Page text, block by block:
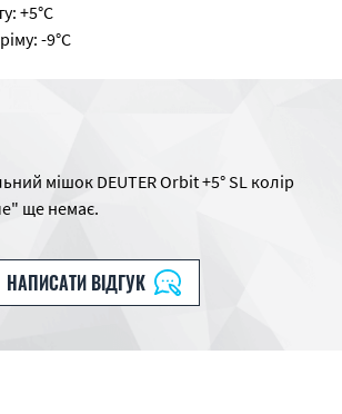
+5°C
-9°C
мішок DEUTER Orbit +5° SL колір
ще немає.
НАПИСАТИ ВІДГУК